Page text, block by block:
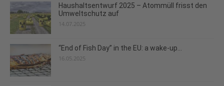
Haushaltsentwurf 2025 – Atommüll frisst den
Umweltschutz auf
14.07.2025
“End of Fish Day” in the EU: a wake-up...
16.05.2025